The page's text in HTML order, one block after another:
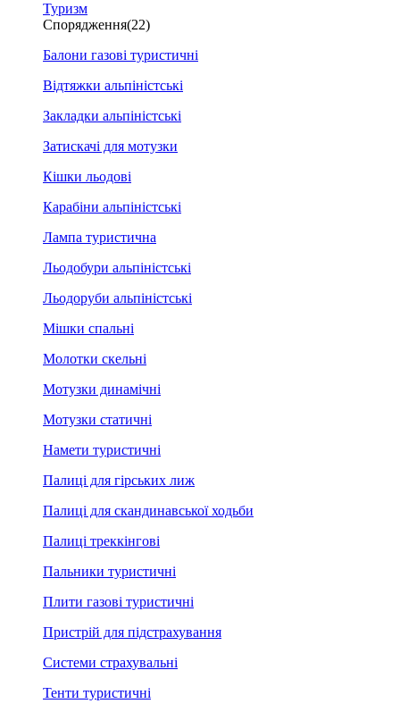
Туризм
Спорядження(22)
Балони газові туристичні
Відтяжки альпіністські
Закладки альпіністські
Затискачі для мотузки
Кішки льодові
Карабіни альпіністські
Лампа туристична
Льодобури альпіністські
Льодоруби альпіністські
Мішки спальні
Молотки скельні
Мотузки динамічні
Мотузки статичні
Намети туристичні
Палиці для гірських лиж
Палиці для скандинавської ходьби
Палиці треккінгові
Пальники туристичні
Плити газові туристичні
Пристрій для підстрахування
Системи страхувальні
Тенти туристичні